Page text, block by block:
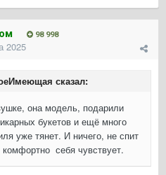
98 998
2025
сказал:
она модель, подарили
букетов и ещё много
уже тянет. И ничего, не спит
себя чувствует.